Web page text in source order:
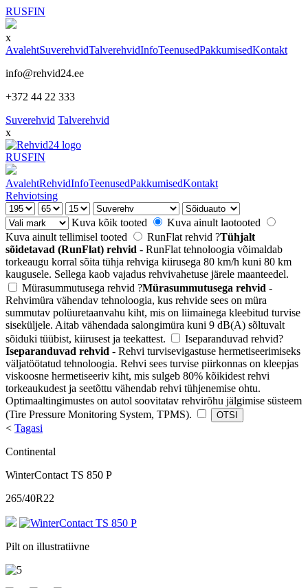
RUSFIN
x
AvalehtSuverehvidTalverehvidInfoTeenusedPakkumisedKontakt
info@rehvid24.ee
+372 44 22 333
Suverehvid Talverehvid
x
RUSFIN
AvalehtRehvidInfoTeenusedPakkumisedKontakt
Rehviotsing
Kuva kõik tooted
Kuva ainult laotooted
Kuva ainult tellimisel tooted
RunFlat rehvid ?Tühjalt
sõidetavad (RunFlat) rehvid - RunFlat tehnoloogia võimaldab
torkeaugu korral sõita tühja rehviga kiirusega 80 km/h kuni 80 km
kaugusele. Sellega kaob vajadus rehvivahetuse järele maanteedel.
Mürasummutusega rehvid ?Mürasummutusega rehvid -
Rehvimüra vähendav tehnoloogia, kus rehvide sees on müra
summutav polüuretaanvahu kiht, mis on liimainega kleebitud turvise
siseküljele. Aitab vähendada salongimüra kuni 9 dB(A) sõltuvalt
sõiduki tüübist, kiirusest ja teekattest.
Iseparanduvad rehvid?
Iseparanduvad rehvid - Rehvi turvisevigastuse hermetiseerimiseks
väljatöötatud tehnoloogia. Rehvi sees turvise piirkonnas on kleepjas
viskoosne hermetiseeriv kiht, mis sulgeb 80% kõikidest rehvi
torkeaukudest ja seetõttu vähendab rehvi tühjenemise ohtu.
Optimaaltingimustes on autol soovitatav rehvirõhu jälgimise süsteem
(Tire Pressure Monitoring System, TPMS).
< Tagasi
Continental
WinterContact TS 850 P
265/40R22
Pilt on illustratiivne